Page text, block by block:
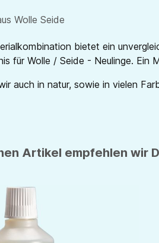
Wolle Seide
bietet ein
für Wolle / Seide - Neulinge. Ein
auch in natur, sowie in vielen
Artikel empfehlen wir